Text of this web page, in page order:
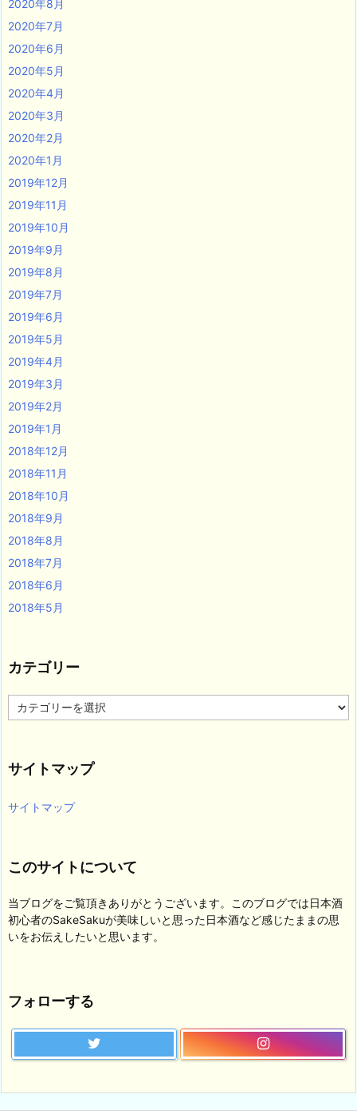
2020年8月
2020年7月
2020年6月
2020年5月
2020年4月
2020年3月
2020年2月
2020年1月
2019年12月
2019年11月
2019年10月
2019年9月
2019年8月
2019年7月
2019年6月
2019年5月
2019年4月
2019年3月
2019年2月
2019年1月
2018年12月
2018年11月
2018年10月
2018年9月
2018年8月
2018年7月
2018年6月
2018年5月
カテゴリー
カ
テ
ー
サイトマップ
サイトマップ
このサイトについて
当ブログをご覧頂きありがとうございます。このブログでは日本酒
初心者のSakeSakuが美味しいと思った日本酒など感じたままの思
いをお伝えしたいと思います。
フォローする